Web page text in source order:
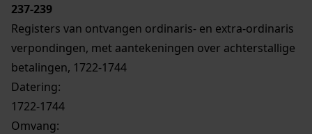
237-239
Registers van ontvangen ordinaris- en extra-ordinaris
verpondingen, met aantekeningen over achterstallige
betalingen, 1722-1744
Datering:
1722-1744
Omvang: